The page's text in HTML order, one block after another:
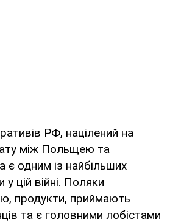
РФ, націлений на
між Польщею та
одним із найбільших
у цій війні. Поляки
продукти, приймають
та є головними лобістами